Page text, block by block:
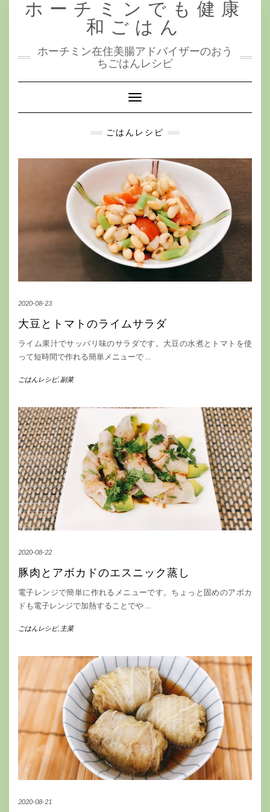
ホーチミンでも健康
和ごはん
ホーチミン在住美腸アドバイザーのおう
ちごはんレシピ
Toggle
Navigation
ごはんレシピ
2020-08-23
大豆とトマトのライムサラダ
ライム果汁でサッパリ味のサラダです。大豆の水煮とトマトを使
って短時間で作れる簡単メニューで…
ごはんレシピ, 副菜
2020-08-22
豚肉とアボカドのエスニック蒸し
電子レンジで簡単に作れるメニューです。ちょっと固めのアボカ
ドも電子レンジで加熱することでや…
ごはんレシピ, 主菜
2020-08-21